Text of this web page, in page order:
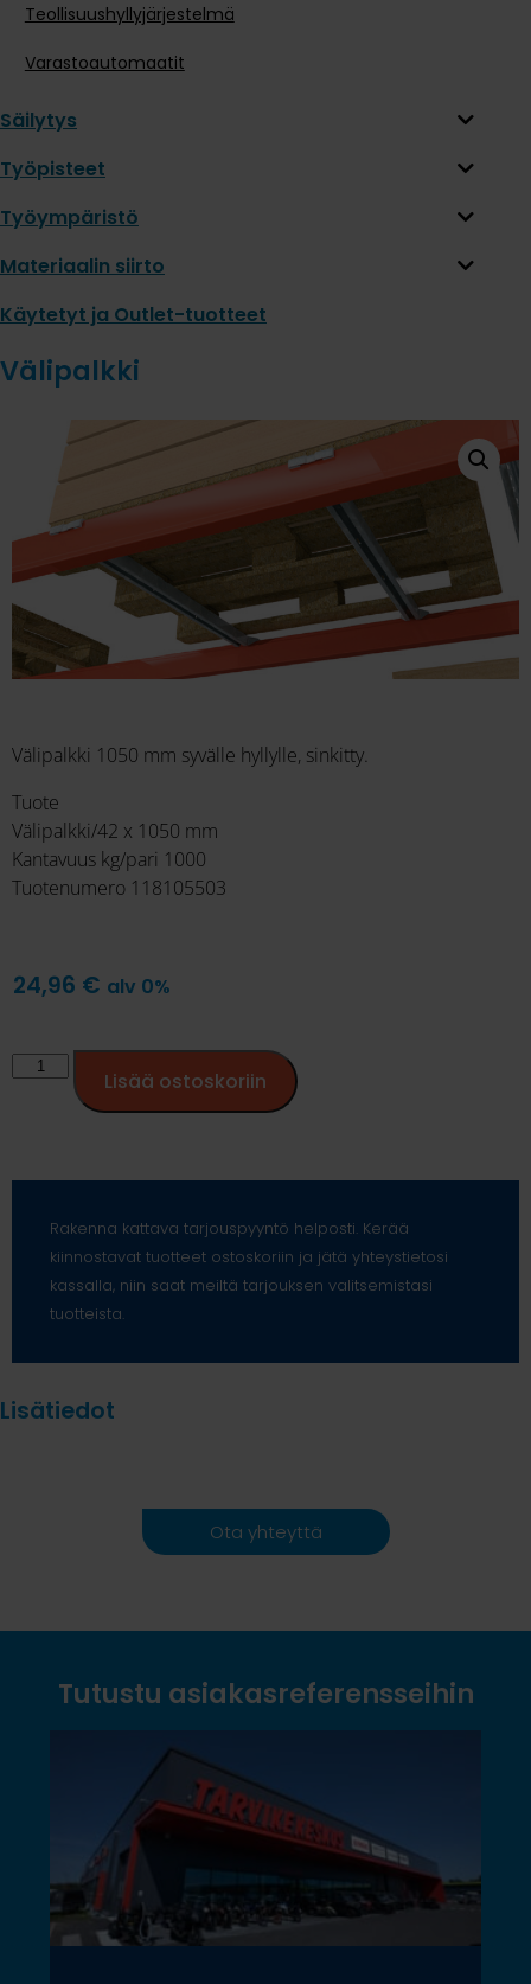
Teollisuushyllyjärjestelmä
Varastoautomaatit
Säilytys
Työpisteet
Työympäristö
Materiaalin siirto
Käytetyt ja Outlet-tuotteet
Välipalkki
Välipalkki 1050 mm syvälle hyllylle, sinkitty.
Tuote
Välipalkki/42 x 1050 mm
Kantavuus kg/pari 1000
Tuotenumero 118105503
24,96 € alv 0%
Lisää ostoskoriin
Rakenna kattava tarjouspyyntö helposti. Kerää
kiinnostavat tuotteet ostoskoriin ja jätä yhteystietosi
kassalla, niin saat meiltä tarjouksen valitsemistasi
tuotteista.
Lisätiedot
Ota yhteyttä
Tutustu asiakasreferensseihin